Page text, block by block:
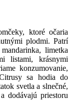
ktoré očaria
plodmi. Patrí
limetka
listami, krásnymi
konzumovanie,
sa hodia do
svetla a slnečné,
dodávajú priestoru